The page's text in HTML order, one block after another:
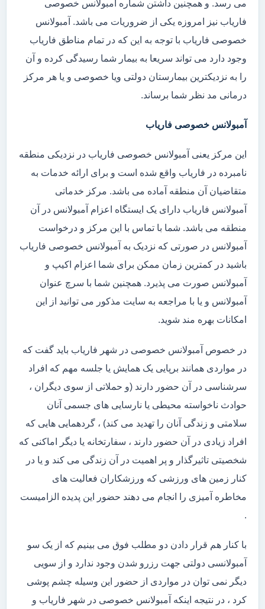
می رسد. و همچنین داشتن شماره آمبولانس خصوصی
فاریاب نیز امروزه یکی از ضروریات می باشد. آمبولانس
خصوصی فاریاب با توجه به این که در تمام مناطق فاریاب
وجود دارد می تواند سریعا به بیمار شما رسیدگی کرده و آن
را به نزدیکترین بیمارستان دولتی ویا خصوصی و یا هر مرکز
درمانی مد نظر شما برساند.
آمبولانس خصوصی فاریاب
این مرکز یعنی آمبولانس خصوصی فاریاب در نزدیکی منطقه
نامبرده در فاریاب واقع شده است و برای ارائه خدمات به
متقاضیان آن منطقه آماده می باشد. مرکز خدماتی
آمبولانس فاریاب دارای یک ایستگاه اعزام آمبولانس در آن
منطقه می باشد. شما با تماس با این مرکز و درخواست
آمبولانس در صورتی که نزدیک به آمبولانس خصوصی فاریاب
باشید در کمترین زمان ممکن برای شما اعزام اکیپ و
آمبولانس صورت می پذیرد. همچنین شما با سرچ عنوان
آمبولانس و یا با مراجعه به سایت مذکور می توانید از این
امکانات بهره مند شوید.
در خصوص آمبولانس خصوصی در شهر فاریاب باید گفت که
در مواردی همانند برپایی یک همایش یا جلسه مهم که افراد
سرشناسی در آن حضور دارند (و حملاتی از سوی دیگران ،
حوادث ناخواسته محیطی یا نارسایی های جسمی آنان
سلامتی و زندگی آنان را تهدید می کند) ، گردهمایی هایی که
افراد زیادی در آن حضور دارند ، سفارتخانه یا دیگر اماکنی که
شخصیتی تاثیرگذار و پر اهمیت در آن زندگی می کند و یا در
کنار زمین های ورزشی که ورزشکاران فعالیت های
مخاطره آمیزی را انجام می دهند حضور این پدیده الزامیست
.
با کنار هم قرار دادن دو مطلب فوق می بینیم که از یک سو
آمبولانسی دولتی جهت رزرو شدن وجود ندارد و از سویی
دیگر نمی توان در مواردی از حضور این وسیله چشم پوشی
کرد ، در نتیجه اینکه آمبولانس خصوصی در شهر فاریاب و